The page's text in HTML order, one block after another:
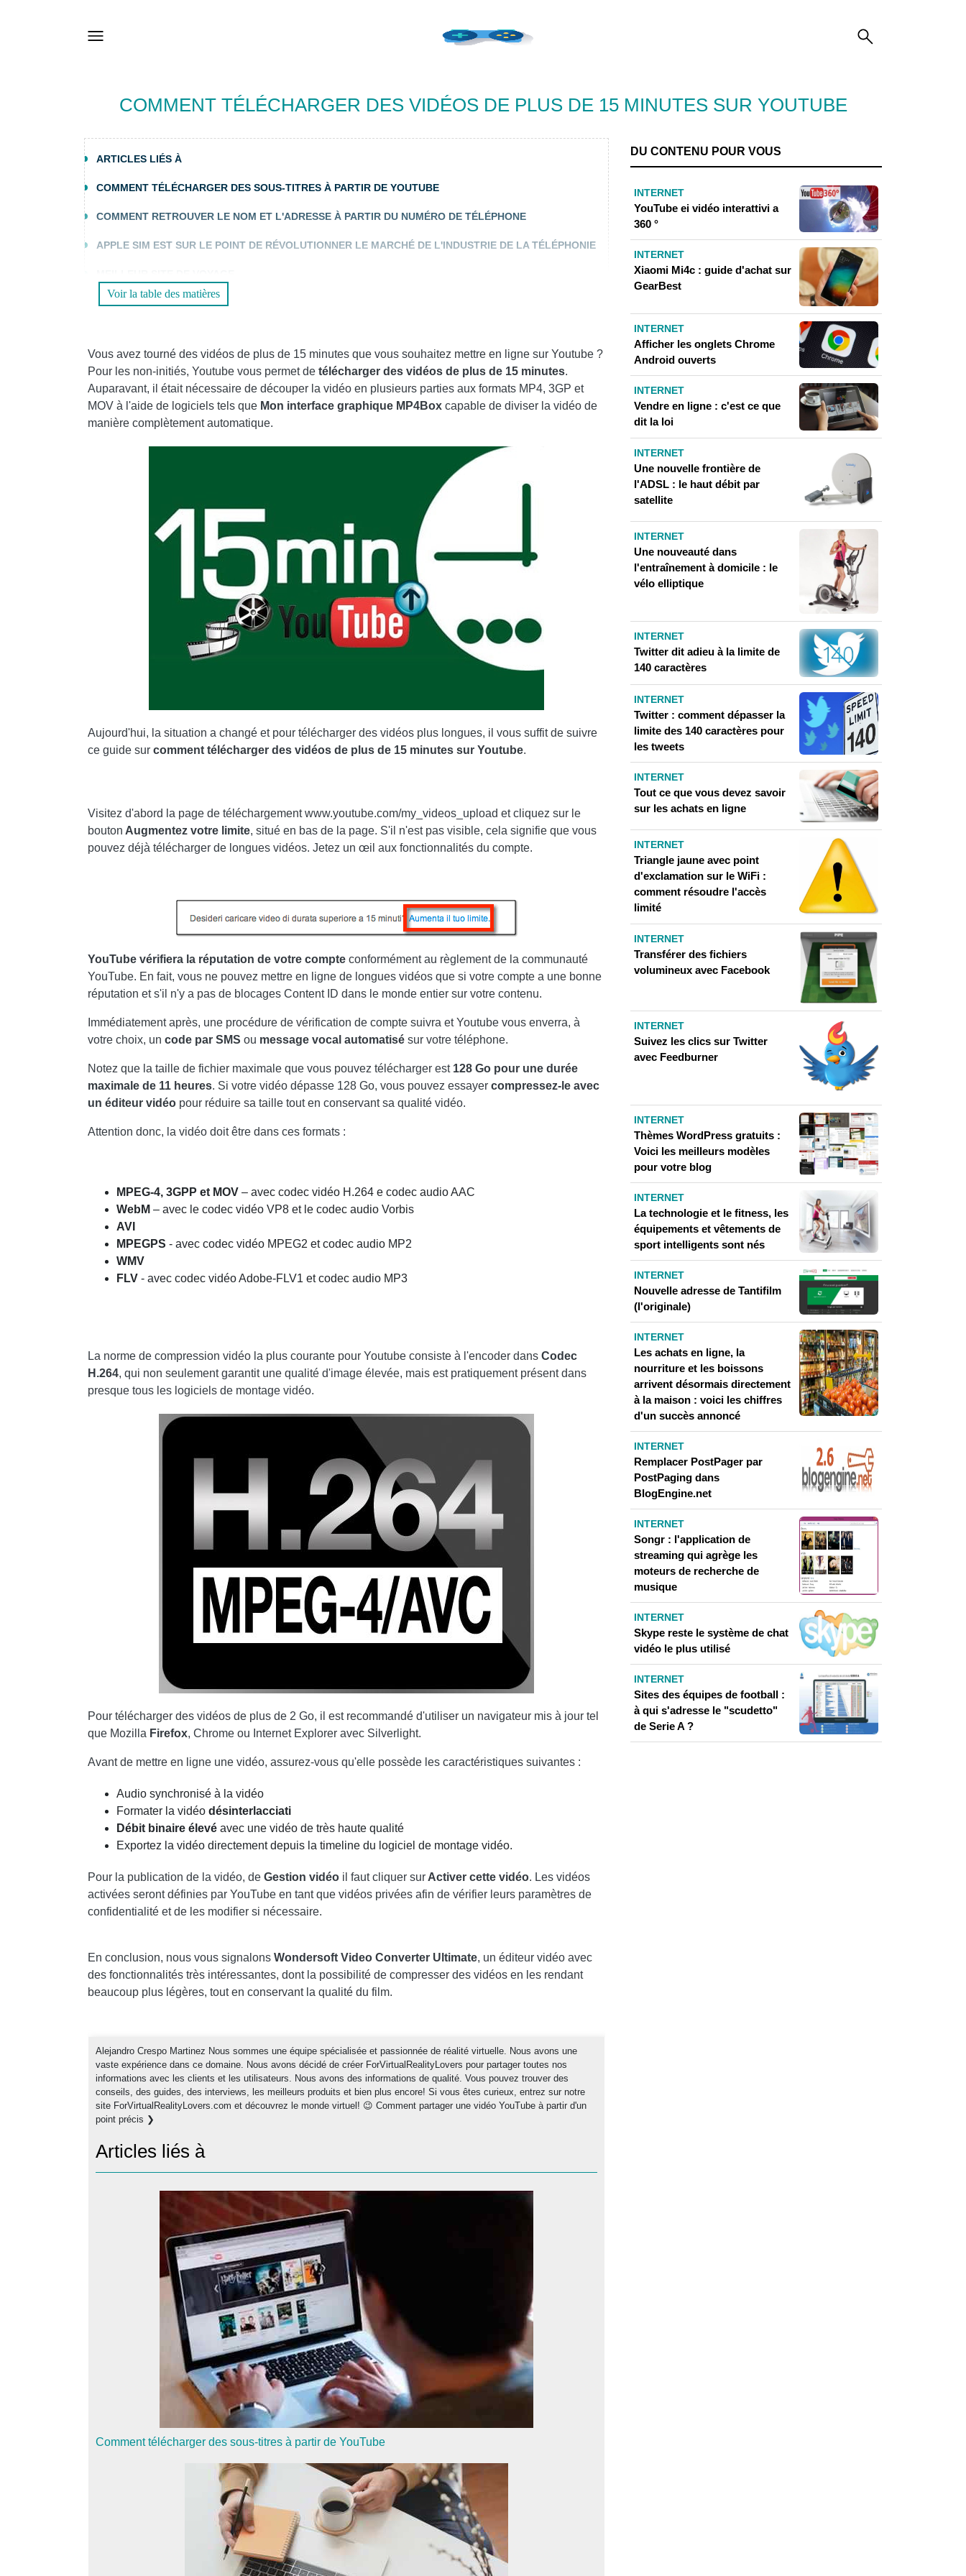
COMMENT TÉLÉCHARGER DES VIDÉOS DE PLUS DE 15 MINUTES SUR YOUTUBE
ARTICLES LIÉS À
COMMENT TÉLÉCHARGER DES SOUS-TITRES À PARTIR DE YOUTUBE
COMMENT RETROUVER LE NOM ET L'ADRESSE À PARTIR DU NUMÉRO DE TÉLÉPHONE
APPLE SIM EST SUR LE POINT DE RÉVOLUTIONNER LE MARCHÉ DE L'INDUSTRIE DE LA TÉLÉPHONIE
COMMENT DÉBLOQUER DES PERSONNES SUR FACEBOOK
AJOUTER UN COMMENTAIRE DE COMMENT TÉLÉCHARGER DES VIDÉOS DE PLUS DE 15 MINUTES SUR
YOUTUBE
INTERNET
🤖 QUELS SONT LES MEILLEURS PRODUITS DE RÉALITÉ VIRTUELLE?
DÉCOUVREZ NOS MEILLEURS ARTICLES!
COMMENT SAVOIR QUI VISITE VOTRE PROFIL FACEBOOK
COMMENT INSÉRER UN BOUTON DE DON DANS BLOGENGINE.NET
SUIVEZ LES CLICS SUR TWITTER AVEC FEEDBURNER
COMMENT ARCHIVER LES MESSAGES OUTLOOK
Voir la table des matières
Vous avez tourné des vidéos de plus de 15 minutes que vous souhaitez mettre en ligne sur Youtube ?
Pour les non-initiés, Youtube vous permet de télécharger des vidéos de plus de 15 minutes.
Auparavant, il était nécessaire de découper la vidéo en plusieurs parties aux formats MP4, 3GP et
MOV à l'aide de logiciels tels que Mon interface graphique MP4Box capable de diviser la vidéo de
manière complètement automatique.
Aujourd'hui, la situation a changé et pour télécharger des vidéos plus longues, il vous suffit de suivre
ce guide sur comment télécharger des vidéos de plus de 15 minutes sur Youtube.
Visitez d'abord la page de téléchargement www.youtube.com/my_videos_upload et cliquez sur le
bouton Augmentez votre limite, situé en bas de la page. S'il n'est pas visible, cela signifie que vous
pouvez déjà télécharger de longues vidéos. Jetez un œil aux fonctionnalités du compte.
YouTube vérifiera la réputation de votre compte conformément au règlement de la communauté
YouTube. En fait, vous ne pouvez mettre en ligne de longues vidéos que si votre compte a une bonne
réputation et s'il n'y a pas de blocages Content ID dans le monde entier sur votre contenu.
Immédiatement après, une procédure de vérification de compte suivra et Youtube vous enverra, à
votre choix, un code par SMS ou message vocal automatisé sur votre téléphone.
Notez que la taille de fichier maximale que vous pouvez télécharger est128 Go pour une durée
maximale de 11 heures. Si votre vidéo dépasse 128 Go, vous pouvez essayer compressez-le avec
un éditeur vidéo pour réduire sa taille tout en conservant sa qualité vidéo.
Attention donc, la vidéo doit être dans ces formats :
MPEG-4, 3GPP et MOV – avec codec vidéo H.264 e codec audio AAC
WebM – avec le codec vidéo VP8 et le codec audio Vorbis
AVI
MPEGPS - avec codec vidéo MPEG2 et codec audio MP2
WMV
FLV - avec codec vidéo Adobe-FLV1 et codec audio MP3
La norme de compression vidéo la plus courante pour Youtube consiste à l'encoder dans Codec
H.264, qui non seulement garantit une qualité d'image élevée, mais est pratiquement présent dans
presque tous les logiciels de montage vidéo.
Pour télécharger des vidéos de plus de 2 Go, il est recommandé d'utiliser un navigateur mis à jour tel
que Mozilla Firefox, Chrome ou InternetExplorer avec Silverlight.
Avant de mettre en ligne une vidéo, assurez-vous qu'elle possède les caractéristiques suivantes :
Audio synchronisé à la vidéo
Formater la vidéo désinterlacciati
Débit binaire élevé avec une vidéo de très haute qualité
Exportez la vidéo directement depuis la timeline du logiciel de montage vidéo.
Pour la publication de la vidéo, de Gestion vidéo il faut cliquer sur Activer cette vidéo. Les vidéos
activées seront définies par YouTube en tant que vidéos privées afin de vérifier leurs paramètres de
confidentialité et de les modifier si nécessaire.
En conclusion, nous vous signalons Wondersoft Video Converter Ultimate, un éditeur vidéo avec
des fonctionnalités très intéressantes, dont la possibilité de compresser des vidéos en les rendant
beaucoup plus légères, tout en conservant la qualité du film.
Alejandro Crespo Martinez Nous sommes une équipe spécialisée et passionnée de réalité virtuelle. Nous avons une
vaste expérience dans ce domaine. Nous avons décidé de créer ForVirtualRealityLovers pour partager toutes nos
informations avec les clients et les utilisateurs. Nous avons des informations de qualité. Vous pouvez trouver des
conseils, des guides, des interviews, les meilleurs produits et bien plus encore! Si vous êtes curieux, entrez sur notre
site ForVirtualRealityLovers.com et découvrez le monde virtuel! 😉 Comment partager une vidéo YouTube à partir d'un
point précis ❯
Articles liés à
Comment télécharger des sous-titres à partir de YouTube
DU CONTENU POUR VOUS
INTERNET
YouTube ei vidéo interattivi a
360 °
INTERNET
Xiaomi Mi4c : guide d'achat sur
GearBest
INTERNET
Afficher les onglets Chrome
Android ouverts
INTERNET
Vendre en ligne : c'est ce que
dit la loi
INTERNET
Une nouvelle frontière de
l'ADSL : le haut débit par
satellite
INTERNET
Une nouveauté dans
l'entraînement à domicile : le
vélo elliptique
INTERNET
Twitter dit adieu à la limite de
140 caractères
INTERNET
Twitter : comment dépasser la
limite des 140 caractères pour
les tweets
INTERNET
Tout ce que vous devez savoir
sur les achats en ligne
INTERNET
Triangle jaune avec point
d'exclamation sur le WiFi :
comment résoudre l'accès
limité
INTERNET
Transférer des fichiers
volumineux avec Facebook
INTERNET
Suivez les clics sur Twitter
avec Feedburner
INTERNET
Thèmes WordPress gratuits :
Voici les meilleurs modèles
pour votre blog
INTERNET
La technologie et le fitness, les
équipements et vêtements de
sport intelligents sont nés
INTERNET
Nouvelle adresse de Tantifilm
(l'originale)
INTERNET
Les achats en ligne, la
nourriture et les boissons
arrivent désormais directement
à la maison : voici les chiffres
d'un succès annoncé
INTERNET
Remplacer PostPager par
PostPaging dans
BlogEngine.net
INTERNET
Songr : l'application de
streaming qui agrège les
moteurs de recherche de
musique
INTERNET
Skype reste le système de chat
vidéo le plus utilisé
INTERNET
Sites des équipes de football :
à qui s'adresse le "scudetto"
de Serie A ?